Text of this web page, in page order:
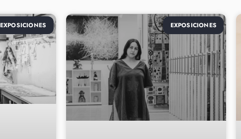
EXPOSICIONES EXPOSICIONES